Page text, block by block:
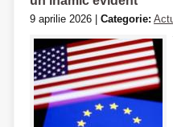
9 aprilie 2026 | Categorie: